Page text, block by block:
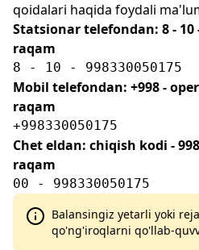
qoidalari haqida foydali
Statsionar telefondan: 8 - 10
raqam
8 - 10 - 998330050175
Mobil telefondan: +998 -
raqam
+998330050175
Chet eldan: chiqish kodi -
raqam
00 - 998330050175
Balansingiz yetarli yoki
qo'ng'iroqlarni qo'llab-